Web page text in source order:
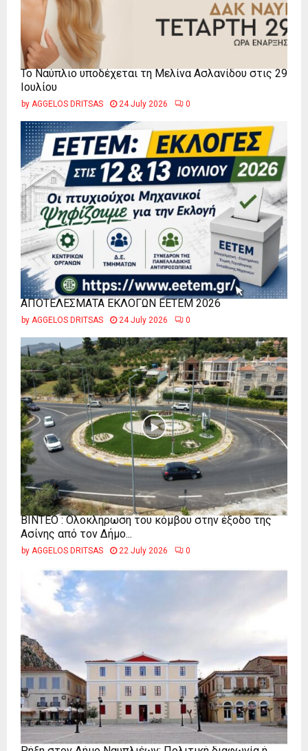
Το Ναύπλιο υποδέχεται τη Μελίνα Ασλανίδου στις 29
Ιουλίου
by AGGELOS DRITSAS 24 July 2026 0
ΑΠΟΤΕΛΕΣΜΑΤΑ ΕΚΛΟΓΩΝ ΕΕΤΕΜ 2026
by AGGELOS DRITSAS 24 July 2026 0
ΒΙΝΤΕΟ : Ολοκλήρωση του κόμβου στην έξοδο της
Ασίνης από τον Δήμο...
by AGGELOS DRITSAS 22 July 2026 0